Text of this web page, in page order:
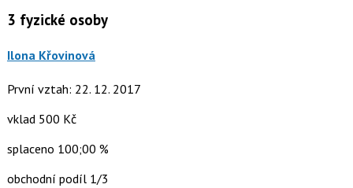
3 fyzické osoby
Ilona Křovinová
První vztah: 22. 12. 2017
vklad 500 Kč
splaceno 100;00 %
obchodní podíl 1/3